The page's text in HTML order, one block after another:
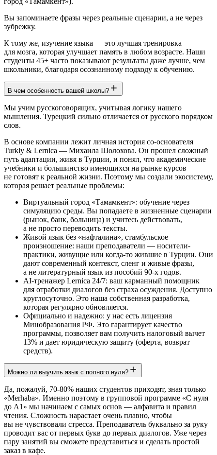
Вы запоминаете фразы через реальные сценарии, а не через
зубрежку.
К тому же, изучение языка — это лучшая тренировка
для мозга, которая улучшает память в любом возрасте. Наши
студенты 45+ часто показывают результаты даже лучше, чем
школьники, благодаря осознанному подходу к обучению.
В чем особенность вашей школы?
Мы учим русскоговорящих, учитывая логику нашего
мышления. Турецкий сильно отличается от русского порядком
слов.
В основе компании лежит личная история со-основателя
Turkly & Lernica — Михаила Шолохова. Он прошел сложный
путь адаптации, живя в Турции, и понял, что академические
учебники и большинство имеющихся на рынке курсов
не готовят к реальной жизни. Поэтому мы создали экосистему,
которая решает реальные проблемы:
Виртуальный город «Тамамкент»: обучение через
симуляцию среды. Вы попадаете в жизненные сценарии
(рынок, банк, больница) и учитесь действовать,
а не просто переводить тексты.
Живой язык без «нафталина», стамбульское
произношение: наши преподаватели — носители-
практики, живущие или когда-то жившие в Турции. Они
дают современный контекст, сленг и живые фразы,
а не литературный язык из пособий 90-х годов.
AI-тренажер Lernica 24/7: ваш карманный помощник
для отработки диалогов без страха осуждения. Доступно
круглосуточно. Это наша собственная разработка,
которая регулярно обновляется.
Официально и надежно: у нас есть лицензия
Минобразования РФ. Это гарантирует качество
программы, позволяет вам получить налоговый вычет
13% и дает юридическую защиту (оферта, возврат
средств).
Можно ли выучить язык с полного нуля?
Да, пожалуй, 70-80% наших студентов приходят, зная только
«Merhaba». Именно поэтому в групповой программе «С нуля
до А1» мы начинаем с самых основ — алфавита и правил
чтения. Сложность нарастает очень плавно, чтобы
вы не чувствовали стресса. Преподаватель буквально за руку
проводит вас от первых букв до первых диалогов. Уже через
пару занятий вы сможете представиться и сделать простой
заказ в кафе.